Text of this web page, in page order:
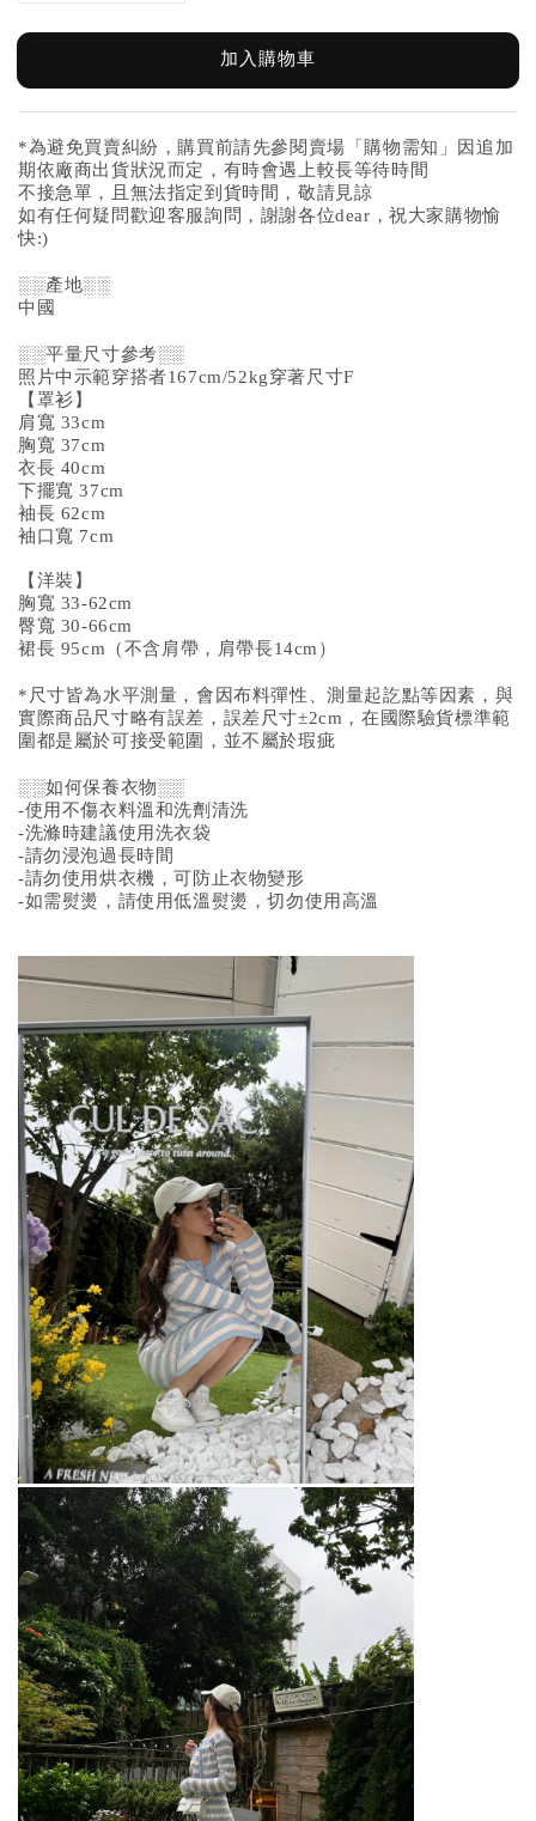
加入購物車
*為避免買賣糾紛，購買前請先參閱賣場「購物需知」因追加
期依廠商出貨狀況而定，有時會遇上較長等待時間
不接急單，且無法指定到貨時間，敬請見諒
如有任何疑問歡迎客服詢問，謝謝各位dear，祝大家購物愉
快:)
░░產地░░
中國
░░平量尺寸參考░░
照片中示範穿搭者167cm/52kg穿著尺寸F
【罩衫】
肩寬 33cm
胸寬 37cm
衣長 40cm
下擺寬 37cm
袖長 62cm
袖口寬 7cm
【洋裝】
胸寬 33-62cm
臀寬 30-66cm
裙長 95cm（不含肩帶，肩帶長14cm）
*尺寸皆為水平測量，會因布料彈性、測量起訖點等因素，與
實際商品尺寸略有誤差，誤差尺寸±2cm，在國際驗貨標準範
圍都是屬於可接受範圍，並不屬於瑕疵
░░如何保養衣物░░
-使用不傷衣料溫和洗劑清洗
-洗滌時建議使用洗衣袋
-請勿浸泡過長時間
-請勿使用烘衣機，可防止衣物變形
-如需熨燙，請使用低溫熨燙，切勿使用高溫